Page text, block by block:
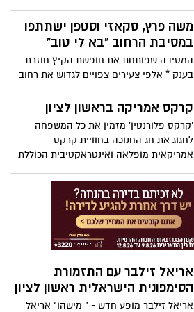
29/6/18 ברחבת העירייה החל מהשעה 12:30 -
האירוע פתוח לקהל הרחב ללא תשלום.
משה פרץ, סקאזי וסטפן ישתתפו
במסיבת הרחוב "בא לי טוב"
המסיבה שפותחת את חופשת הקיץ חוזרת
בענק * אלפי צעירים צפויים לגדוש את רחוב
רוטשילד בשישי בצהריים * בהפקה מבטיחים
הפתעה * הכניסה חופשית - צילום: אבי קקון
קרקס אמריקה בראשון לציון
'קרקס פלורנטין' מזמין את כל המשפחה
לחגוג את חג החנוכה בחוויית קרקס
אמריקאית מופלאה ואינטראקטיבית הכוללת
,קרקס פלורנטין- מתחם הכפר הירוק ובלייב
פארק ראשל"צ.
אריאל זילבר עם התזמורת
הסימפונית הישראלית ראשון לציון
אריאל זילבר מופע חדש - " מישהו" אריאל